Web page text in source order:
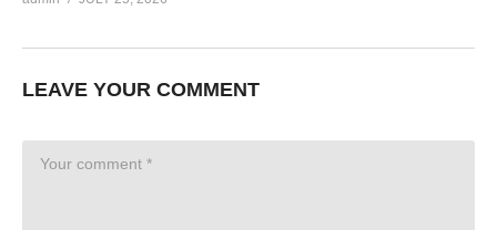
LEAVE YOUR COMMENT